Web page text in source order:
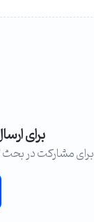
برای
برای مشارکت در بحث